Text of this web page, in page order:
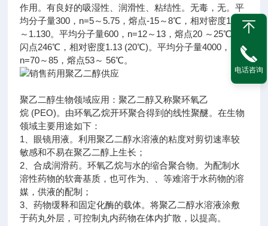
作用。有良好的吸湿性、润滑性、粘结性。无毒，无。平
均分子量300，n=5～5.75，熔点-15～8℃，相对密度1.124
～1.130。平均分子量600，n=12～13，熔点20 ～25℃，
闪点246℃，相对密度1.13 (20℃)。平均分子量4000，
n=70～85，熔点53～ 56℃。
聚乙二醇生物领域应用：聚乙二醇又称聚环氧乙
烷 (PEO)。由环氧乙烷开环聚合得到的线性聚醚。在生物
领域主要用途如下：
1、眼镜用液。利用聚乙二醇水溶液的粘度对剪切速率较
敏感和不易在聚乙二醇上生长；
2、合成润滑药。环氧乙烷与水的缩合聚合物。为配制水
溶性药物的软膏基质，也可作为、、等难溶于水药物的溶
媒，供液的配制；
3、药物缓释和固定化酶的载体。将聚乙二醇水溶液涂敷
于药丸外层，可控制丸内药物在体内扩散，以提高。
电话咨询